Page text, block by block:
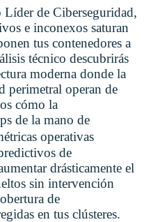
de Ciberseguridad,
e inconexos saturan
tus contenedores a
técnico descubrirás
moderna donde la
perimetral operan de
cómo la
de la mano de
operativas
de
drásticamente el
sin intervención
de
en tus clústeres.